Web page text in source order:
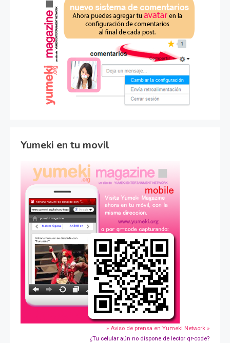
Yumeki en tu movil
» Aviso de prensa en Yumeki Network »
¿Tu celular aún no dispone de lector qr-code?